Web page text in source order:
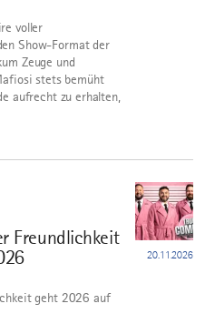
voller
Show-Format der
Zeuge und
stets bemüht
aufrecht zu erhalten,
Freundlichkeit
20.11.2026
geht 2026 auf